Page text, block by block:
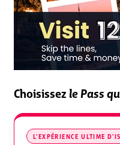
Choisissezle Pass
L'EXPÉRIENCE ULTIME